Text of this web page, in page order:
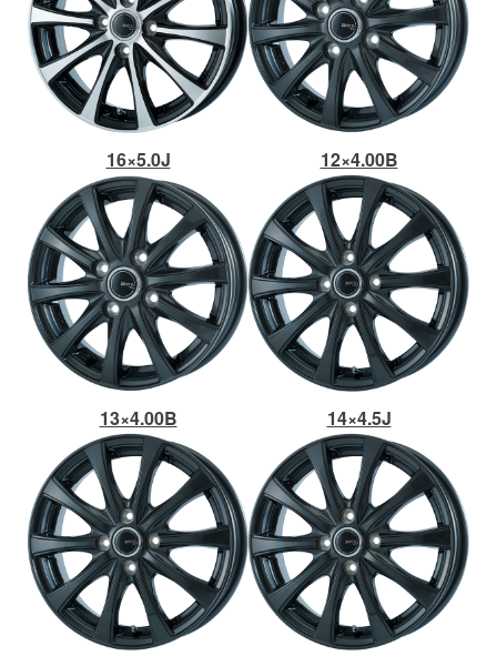
16×5.0J 12×4.00B
13×4.00B 14×4.5J